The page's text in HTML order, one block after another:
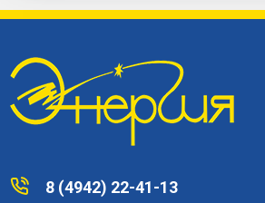
8 (4942) 22-41-13